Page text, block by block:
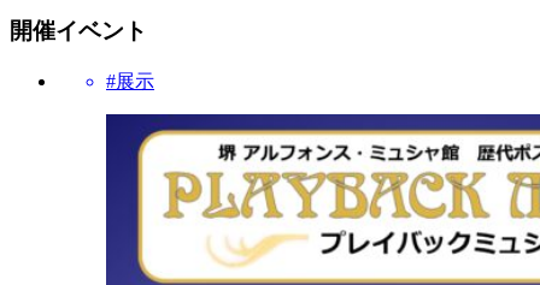
開催イベント
#展示